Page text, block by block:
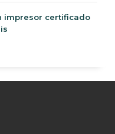
impresor certificado